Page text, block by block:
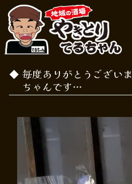
毎度ありがとうござい
ちゃんです…